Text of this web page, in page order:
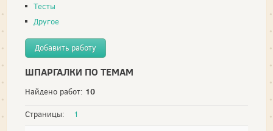
Тесты
Другое
Добавить работу
ШПАРГАЛКИ ПО ТЕМАМ
Найдено работ: 10
Страницы: 1